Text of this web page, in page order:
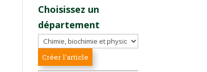
Choisissez un
département